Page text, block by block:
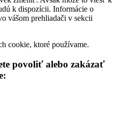
k dispozícii. Informácie o
vášom prehliadači v sekcii
cookie, ktoré používame.
povoliť alebo zakázať